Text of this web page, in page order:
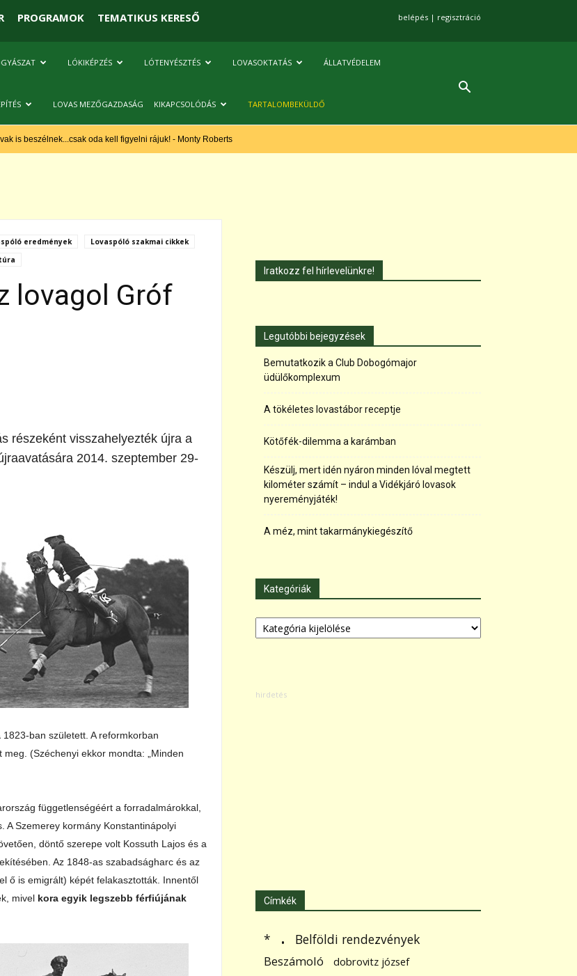
PROGRAMOK TEMATIKUS KERESŐ belépés | regisztráció
LÓKIKÉPZÉS LÓTENYÉSZTÉS LOVASOKTATÁS ÁLLATVÉDELEM
LOVAS MEZŐGAZDASÁG KIKAPCSOLÓDÁS TARTALOMBEKÜLDŐ
is beszélnek...csak oda kell figyelni rájuk! - Monty Roberts
eredmények
Lovaspóló szakmai cikkek
lovagol Gróf
részeként visszahelyezték újra a
2014. szeptember 29-
1823-ban született. A reformkorban
(Széchenyi ekkor mondta: „Minden
függetlenségéért a forradalmárokkal,
A Szemerey kormány Konstantinápolyi
döntő szerepe volt Kossuth Lajos és a
Az 1848-as szabadságharc és az
ő is emigrált) képét felakasztották. Innentől
mivel kora egyik legszebb férfiújának
Iratkozz fel hírlevelünkre!
Legutóbbi bejegyzések
Bemutatkozik a Club Dobogómajor
üdülőkomplexum
A tökéletes lovastábor receptje
Kötőfék-dilemma a karámban
Készülj, mert idén nyáron minden lóval megtett
kilométer számít – indul a Vidékjáró lovasok
nyereményjáték!
A méz, mint takarmánykiegészítő
Kategóriák
Kategóriák
Címkék
* . Belföldi rendezvények
Beszámoló dobrovitz józsef